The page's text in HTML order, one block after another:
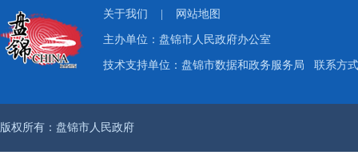
关于我们 网站地图
主办单位：盘锦市人民政府办公室
技术支持单位：盘锦市数据和政务服务局 联系方
版权所有：盘锦市人民政府